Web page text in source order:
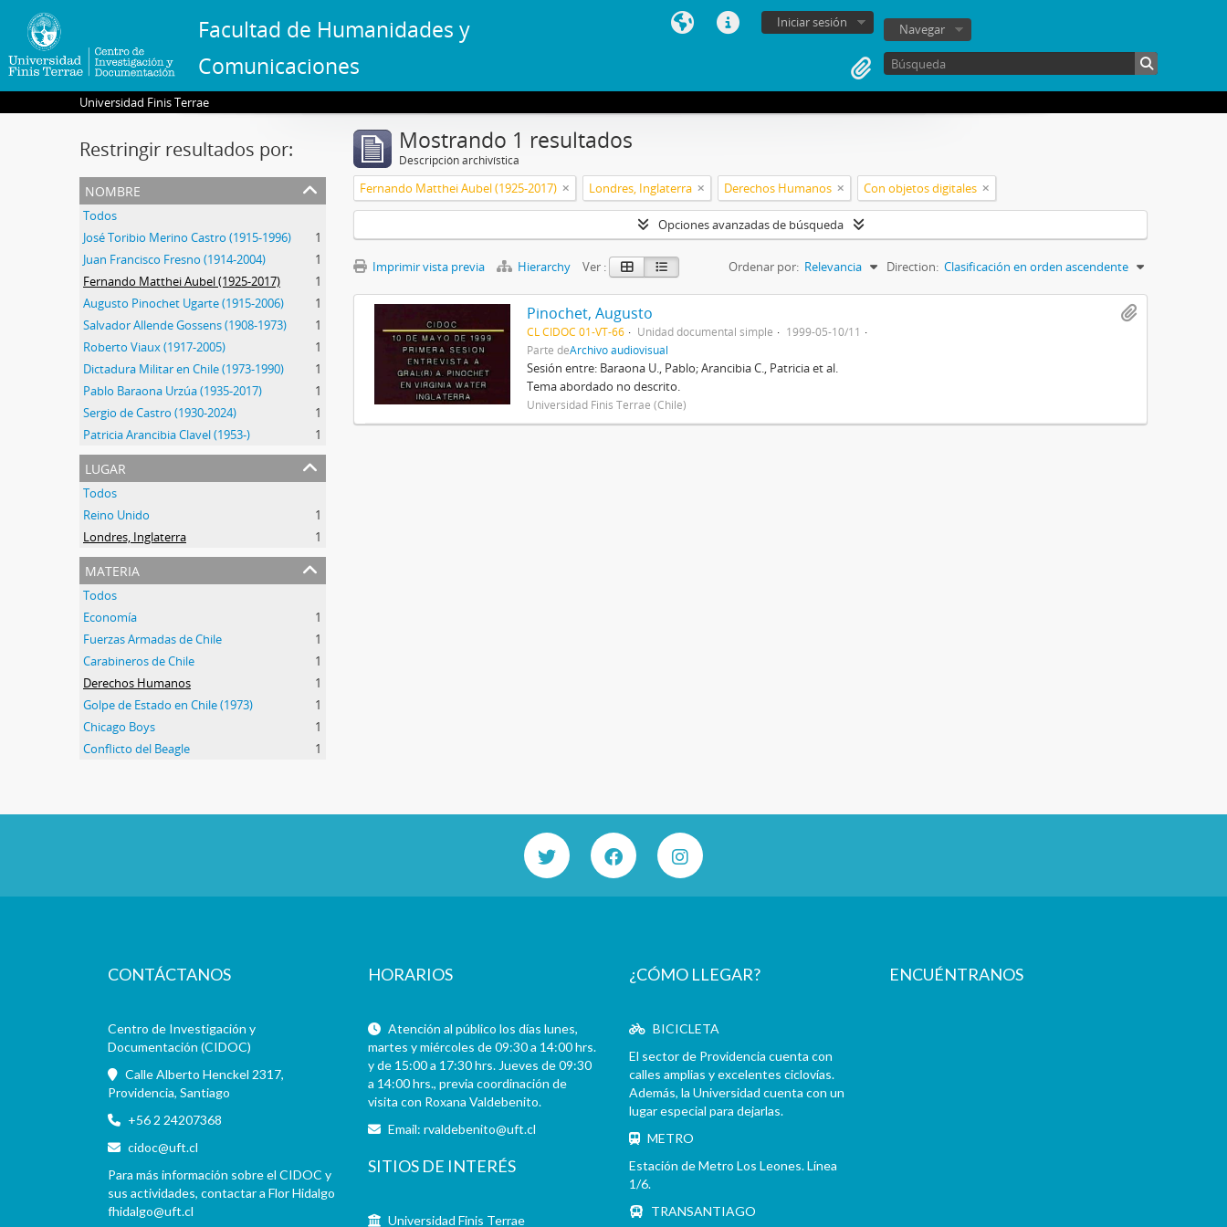
Facultad de Humanidades y
Comunicaciones
Iniciar sesión Navegar
Universidad Finis Terrae
Restringir resultados por:
nombre
Todos
José Toribio Merino Castro (1915-1996)
1
Juan Francisco Fresno (1914-2004)
1
Fernando Matthei Aubel (1925-2017)
1
Augusto Pinochet Ugarte (1915-2006)
1
Salvador Allende Gossens (1908-1973)
1
Roberto Viaux (1917-2005)
1
Dictadura Militar en Chile (1973-1990)
1
Pablo Baraona Urzúa (1935-2017)
1
Sergio de Castro (1930-2024)
1
Patricia Arancibia Clavel (1953-)
1
lugar
Todos
Reino Unido
1
Londres, Inglaterra
1
materia
Todos
Economía
1
Fuerzas Armadas de Chile
1
Carabineros de Chile
1
Derechos Humanos
1
Golpe de Estado en Chile (1973)
1
Chicago Boys
1
Conflicto del Beagle
1
Mostrando 1 resultados
Descripción archivística
Fernando Matthei Aubel (1925-2017) Londres, Inglaterra Derechos Humanos Con objetos digitales
Opciones avanzadas de búsqueda
Imprimir vista previa Hierarchy Ver : Ordenar por: Relevancia Direction: Clasificación en orden ascendente
Pinochet, Augusto
CL CIDOC 01-VT-66 Unidad documental simple
1999-05-10/11
Parte deArchivo audiovisual
Sesión entre: Baraona U., Pablo; Arancibia C., Patricia et al.
Tema abordado no descrito.
Universidad Finis Terrae (Chile)
CONTÁCTANOS
Centro de Investigación y
Documentación (CIDOC)
Calle Alberto Henckel 2317,
Providencia, Santiago
+56 2 24207368
cidoc@uft.cl
Para más información sobre el CIDOC y
sus actividades, contactar a Flor Hidalgo
fhidalgo@uft.cl
HORARIOS
Atención al público los días lunes,
martes y miércoles de 09:30 a 14:00 hrs.
y de 15:00 a 17:30 hrs. Jueves de 09:30
a 14:00 hrs., previa coordinación de
visita con Roxana Valdebenito.
Email:rvaldebenito@uft.cl
SITIOS DE INTERÉS
Universidad Finis Terrae
¿CÓMO LLEGAR?
BICICLETA
El sector de Providencia cuenta con
calles amplias y excelentes ciclovías.
Además, la Universidad cuenta con un
lugar especial para dejarlas.
METRO
Estación de Metro Los Leones. Línea
1/6.
TRANSANTIAGO
ENCUÉNTRANOS